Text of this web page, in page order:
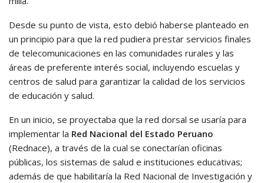
Desde su punto de vista, esto debió haberse planteado en
un principio para que la red pudiera prestar servicios finales
de telecomunicaciones en las comunidades rurales y las
áreas de preferente interés social, incluyendo escuelas y
centros de salud para garantizar la calidad de los servicios
de educación y salud.
En un inicio, se proyectaba que la red dorsal se usaría para
implementar la Red Nacional del Estado Peruano
(Rednace), a través de la cual se conectarían oficinas
públicas, los sistemas de salud e instituciones educativas;
además de que habilitaría la Red Nacional de Investigación y